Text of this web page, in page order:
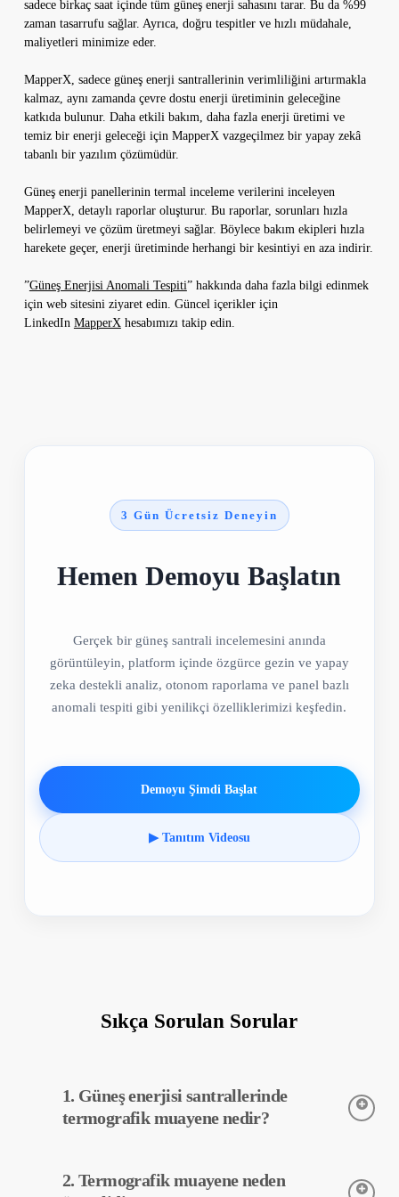
sadece birkaç saat içinde tüm güneş enerji sahasını tarar. Bu da %99
zaman tasarrufu sağlar. Ayrıca, doğru tespitler ve hızlı müdahale,
maliyetleri minimize eder.
MapperX, sadece güneş enerji santrallerinin verimliliğini artırmakla
kalmaz, aynı zamanda çevre dostu enerji üretiminin geleceğine
katkıda bulunur. Daha etkili bakım, daha fazla enerji üretimi ve
temiz bir enerji geleceği için MapperX vazgeçilmez bir yapay zekâ
tabanlı bir yazılım çözümüdür.
Güneş enerji panellerinin termal inceleme verilerini inceleyen
MapperX, detaylı raporlar oluşturur. Bu raporlar, sorunları hızla
belirlemeyi ve çözüm üretmeyi sağlar. Böylece bakım ekipleri hızla
harekete geçer, enerji üretiminde herhangi bir kesintiyi en aza indirir.
”Güneş Enerjisi Anomali Tespiti” hakkında daha fazla bilgi edinmek
için web sitesini ziyaret edin. Güncel içerikler için
LinkedIn MapperXhesabımızı takip edin.
3 Gün Ücretsiz Deneyin
Hemen Demoyu Başlatın
Gerçek bir güneş santrali incelemesini anında
görüntüleyin, platform içinde özgürce gezin ve yapay
zeka destekli analiz, otonom raporlama ve panel bazlı
anomali tespiti gibi yenilikçi özelliklerimizi keşfedin.
Demoyu Şimdi Başlat
▶ Tanıtım Videosu
Sıkça Sorulan Sorular
1. Güneş enerjisi santrallerinde
termografik muayene nedir?
ekipmanların sıcaklıklarını tespit etmek için kullanılan bir
2. Termografik muayene neden